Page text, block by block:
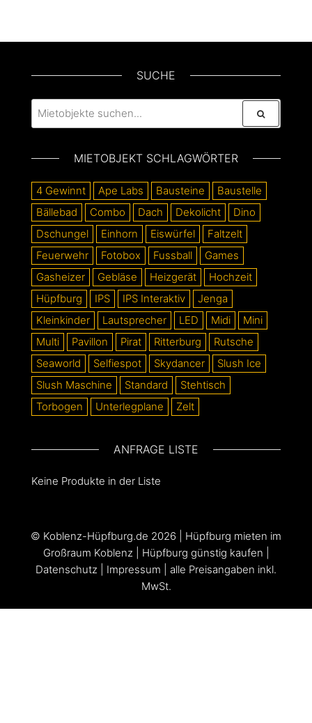
SUCHE
MIETOBJEKT SCHLAGWÖRTER
4 Gewinnt Ape Labs Bausteine
Baustelle
Bällebad
Combo Dach Dekolicht
Dino
Dschungel
Einhorn Eiswürfel
Faltzelt
Feuerwehr
Fotobox Fussball
Games
Gasheizer
Gebläse Heizgerät
Hochzeit
Hüpfburg
IPS IPS Interaktiv
Jenga
Kleinkinder
Lautsprecher LED Midi
Mini
Multi
Pavillon Pirat Ritterburg
Rutsche
Seaworld
Selfiespot Skydancer
Slush Ice
Slush Maschine
Standard
Stehtisch
Torbogen
Unterlegplane Zelt
ANFRAGE LISTE
Keine Produkte in der Liste
© Koblenz-Hüpfburg.de 2026 | Hüpfburg mieten im
Großraum Koblenz
Hüpfburg günstig kaufen
Datenschutz
Impressum | alle Preisangaben inkl.
MwSt.